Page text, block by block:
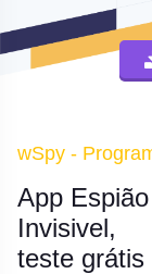
wSpy -
App
Invisivel,
teste grátis